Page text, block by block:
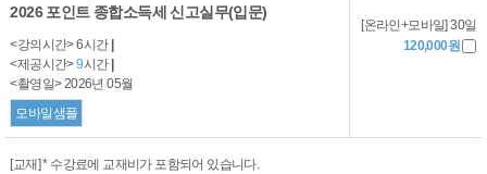
2026 포인트 종합소득세 신고실무(입문)
<강의시간> 6시간
<제공시간>9시간
<촬영일> 2026년 05월
모바일샘플
[온라인+모바일] 30일
120,000원
[교재] * 수강료에 교재비가 포함되어 있습니다.